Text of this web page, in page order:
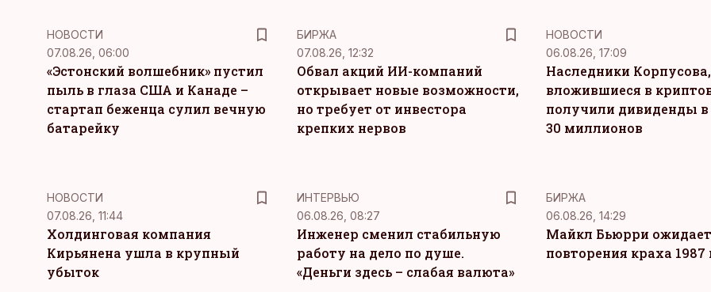
НОВОСТИ
07.08.26, 06:00
«Эстонский волшебник» пустил
пыль в глаза США и Канаде –
стартап беженца сулил вечную
батарейку
БИРЖА
07.08.26, 12:32
Обвал акций ИИ-компаний
открывает новые возможности,
но требует от инвестора
крепких нервов
НОВОСТИ
06.08.26, 17:09
Наследники Корпусова,
вложившиеся в
получили дивиденды в
30 миллионов
НОВОСТИ
07.08.26, 11:44
Холдинговая компания
Кирьянена ушла в крупный
убыток
ИНТЕРВЬЮ
06.08.26, 08:27
Инженер сменил стабильную
работу на дело по душе.
«Деньги здесь – слабая валюта»
БИРЖА
06.08.26, 14:29
Майкл Бьюрри ожидает
повторения краха 1987